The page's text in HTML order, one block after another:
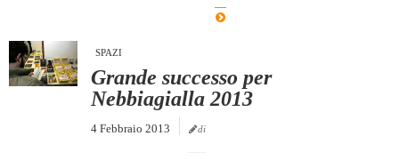
SPAZI
Grande successo per
Nebbiagialla 2013
4 Febbraio 2013 di